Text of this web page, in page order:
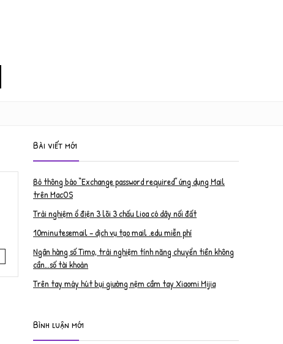
Bài viết mới
Bỏ thông báo “Exchange password required” ứng dụng Mail
trên MacOS
Trải nghiệm ổ điện 3 lõi 3 chấu Lioa có dây nối đất
10minutesemail – dịch vụ tạo mail .edu miễn phí
Ngân hàng số Timo, trải nghiệm tính năng chuyển tiền không
cần…số tài khoản
Trên tay máy hút bụi giường nệm cầm tay Xiaomi Mijia
Bình luận mới